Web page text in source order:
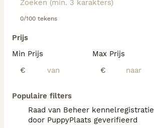
0/100 tekens
Prijs
Min Prijs
€
Max Prijs
€
Populaire filters
Raad van Beheer kennelregistratie
door PuppyPlaats geverifieerd